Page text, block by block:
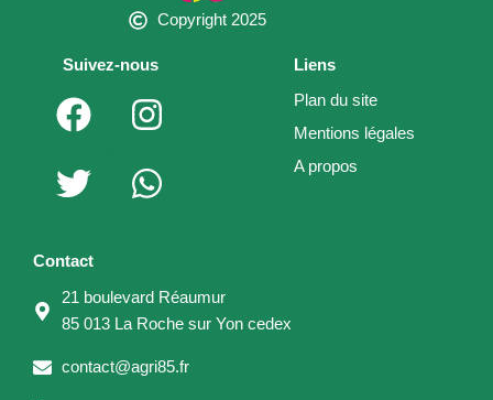
Copyright 2025
Suivez-nous
F
a
c
e
o
o
k
I
n
s
t
r
a
m
T
w
i
t
e
r
W
h
a
t
p
p
Liens
Plan du site
Mentions légales
A propos
Contact
21 boulevard Réaumur
85 013 La Roche sur Yon cedex
contact@agri85.fr